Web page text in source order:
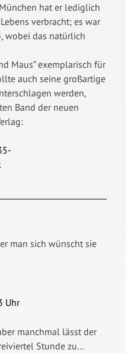
hat er lediglich
verbracht; es war
wobei das natürlich
Maus” exemplarisch für
auch seine großartige
werden,
Band der neuen
man sich wünscht sie
Uhr
manchmal lässt der
Stunde zu…